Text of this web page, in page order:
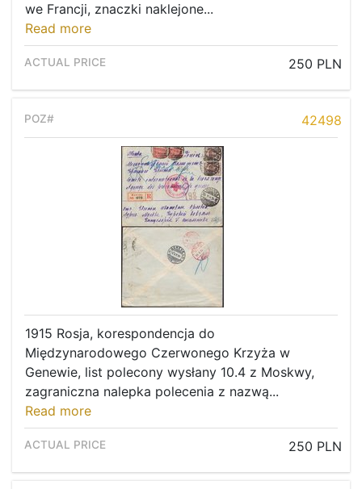
we Francji, znaczki naklejone...
Read more
250 PLN
42498
1915 Rosja, korespondencja do
Międzynarodowego Czerwonego Krzyża w
Genewie, list polecony wysłany 10.4 z Moskwy,
zagraniczna nalepka polecenia z nazwą...
Read more
250 PLN